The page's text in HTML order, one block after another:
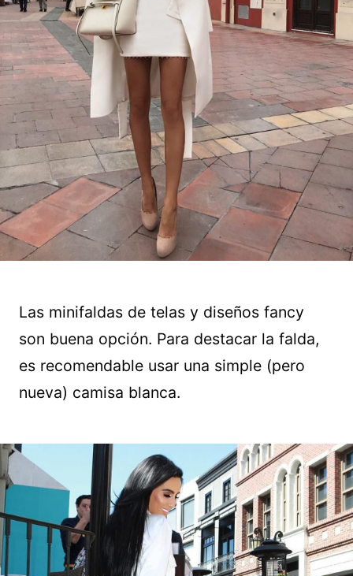
Las minifaldas de telas y diseños fancy
son buena opción. Para destacar la falda,
es recomendable usar una simple (pero
nueva) camisa blanca.